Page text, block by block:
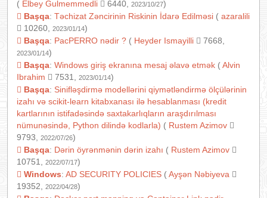
( Elbey Gulmemmedli 6440, 2023/10/27)
Başqa: Təchizat Zəncirinin Riskinin İdarə Edilməsi ( azaralili
10260,
2023/01/14)
Başqa: PacPERRO nədir ? ( Heyder Ismayilli 7668,
2023/01/14)
Başqa: Windows giriş ekranına mesaj əlavə etmək (Alvin
Ibrahim
7531, 2023/01/14)
Başqa: Sinifləşdirmə modellərini qiymətləndirmə ölçülərinin
izahı və scikit-learn kitabxanası ilə hesablanması (kredit
kartlarının istifadəsində saxtakarlıqların araşdırılması
nümunəsində, Python dilində kodlarla) ( Rustem Azimov
9793,
2022/07/26)
Başqa: Dərin öyrənmənin dərin izahı ( Rustem Azimov
10751,
2022/07/17)
Windows: AD SECURITY POLICIES (Ayşən Nəbiyeva
19352,
2022/04/28)